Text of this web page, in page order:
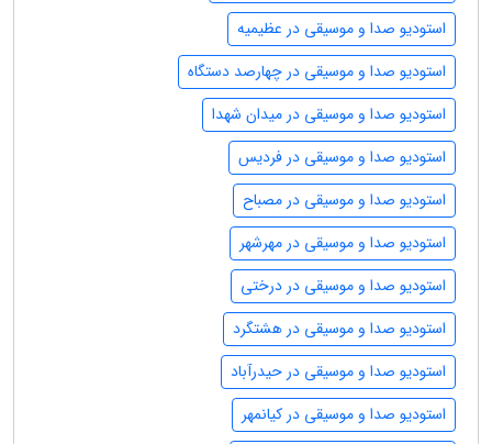
استودیو صدا و موسیقی در عظیمیه
استودیو صدا و موسیقی در چهارصد دستگاه
استودیو صدا و موسیقی در میدان شهدا
استودیو صدا و موسیقی در فردیس
استودیو صدا و موسیقی در مصباح
استودیو صدا و موسیقی در مهرشهر
استودیو صدا و موسیقی در درختی
استودیو صدا و موسیقی در هشتگرد
استودیو صدا و موسیقی در حیدرآباد
استودیو صدا و موسیقی در کیانمهر